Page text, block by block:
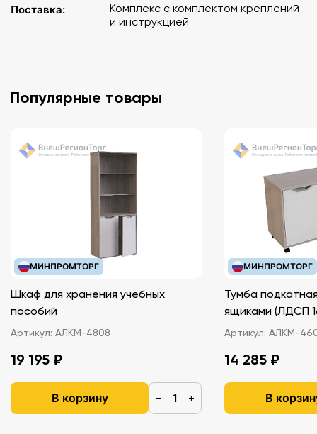
Поставка:
Комплекс с комплектом креплений
и инструкцией
Популярные товары
МИНПРОМТОРГ
Шкаф для хранения учебных
пособий
Артикул: АЛКМ-4808
19 195 ₽
В корзину − +
МИНПРОМТОРГ
Тумба
ящиками
Артикул: АЛКМ-
14 285 ₽
В